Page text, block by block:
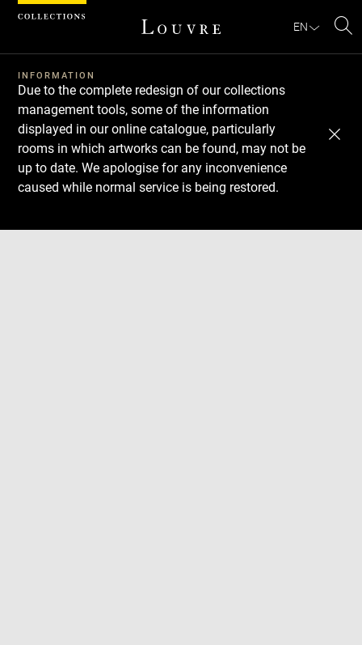
EN
INFORMATION
Due to the complete redesign of our collections
management tools, some of the information
displayed in our online catalogue, particularly
rooms in which artworks can be found, may not be
up to date. We apologise for any inconvenience
caused while normal service is being restored.
Download
Next
Previous
Cookies management panel